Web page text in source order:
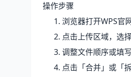
操作步骤
浏览器打开WPS官
点击上传区域，选
调整文件顺序或填
点击「合并」或「